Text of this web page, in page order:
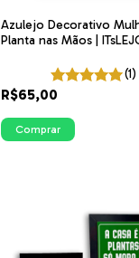
Azulejo Decorativo
Planta nas Mãos |
(1)
R$65,00
Comprar